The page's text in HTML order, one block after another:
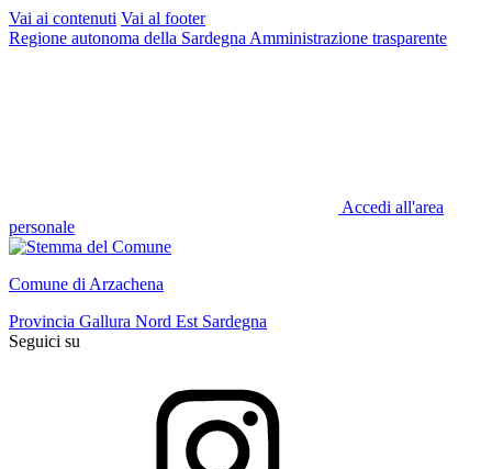
Vai ai contenuti Vai al footer
Regione autonoma della Sardegna Amministrazione trasparente
Accedi all'area
personale
Comune di Arzachena
Provincia Gallura Nord Est Sardegna
Seguici su